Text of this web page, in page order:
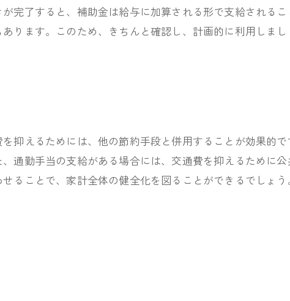
了すると、補助金は給与に加算される形で支給されるこ
ります。このため、きちんと確認し、計画的に利用しまし
抑えるためには、他の節約手段と併用することが効果的
通勤手当の支給がある場合には、交通費を抑えるために
ることで、家計全体の健全化を図ることができるでしょ